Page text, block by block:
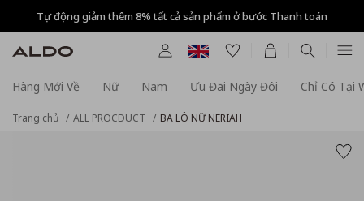
Tự động giảm thêm 8% tất cả sản phẩm ở bước Thanh toán
Hàng Mới Về Nữ Nam Ưu Đãi Ngày Đôi Chỉ Có Tại
Trang chủ ALL PROCDUCT BA LÔ NỮ NERIAH